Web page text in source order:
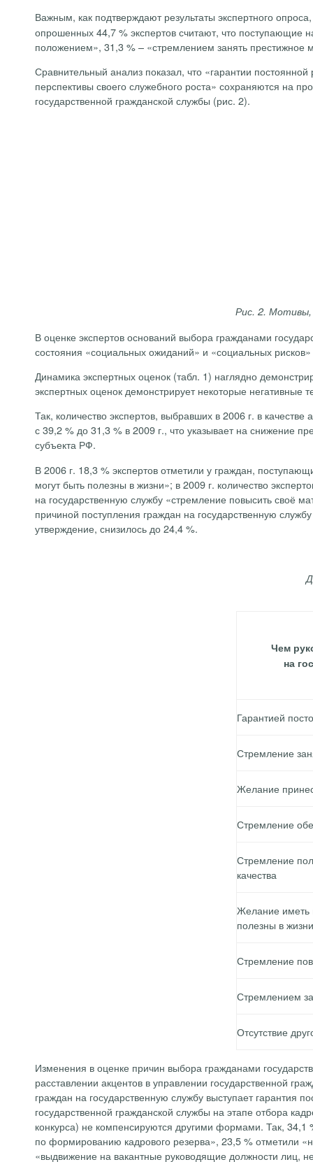
Важным, как подтверждают результаты экспертного
опрошенных 44,7 % экспертов считают, что поступающие
положением», 31,3 % – «стремлением занять престижное
Сравнительный анализ показал, что «гарантии
перспективы своего служебного роста» сохраняются на
государственной гражданской службы (рис. 2).
Рис. 2. Мотивы,
В оценке экспертов оснований выбора гражданами
состояния «социальных ожиданий» и «социальных
Динамика экспертных оценок (табл. 1) наглядно
экспертных оценок демонстрирует некоторые негативные
Так, количество экспертов, выбравших в 2006 г. в
с 39,2 % до 31,3 % в 2009 г., что указывает на снижение
субъекта РФ.
В 2006 г. 18,3 % экспертов отметили у граждан,
могут быть полезны в жизни»; в 2009 г. количество
на государственную службу «стремление повысить своё
причиной поступления граждан на государственную
утверждение, снизилось до 24,4 %.
Чем
на
Гарантией
Стремление
Желание
Стремление
Стремление
качества
Желание иметь
полезны в жизни
Стремление
Стремлением
Отсутствие
Изменения в оценке причин выбора гражданами
расставлении акцентов в управлении государственной
граждан на государственную службу выступает гарантия
государственной гражданской службы на этапе отбора
конкурса) не компенсируются другими формами. Так, 34,1
по формированию кадрового резерва», 23,5 % отметили
«выдвижение на вакантные руководящие должности лиц,